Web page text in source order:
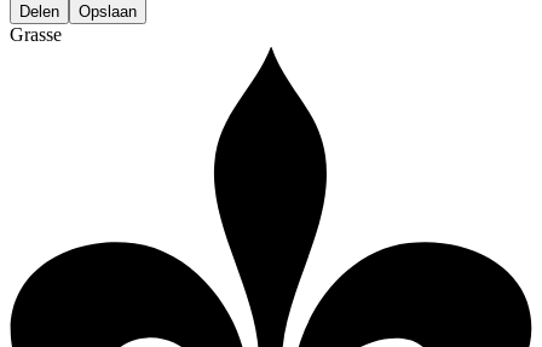
Delen Opslaan
Grasse